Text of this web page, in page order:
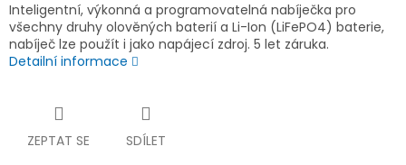
Inteligentní, výkonná a programovatelná nabíječka pro
všechny druhy olověných baterií a Li-Ion (LiFePO4) baterie,
nabíječ lze použít i jako napájecí zdroj. 5 let záruka.
Detailní informace
ZEPTAT SE SDÍLET